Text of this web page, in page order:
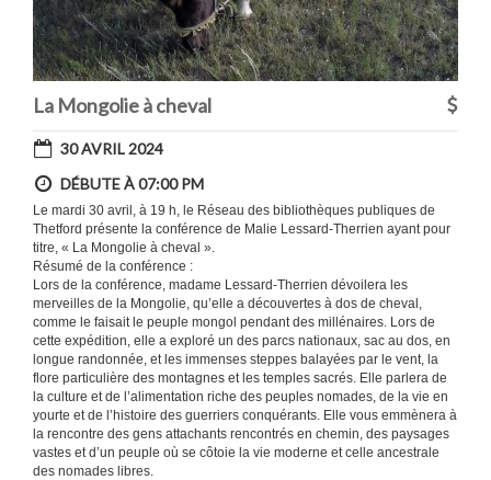
La Mongolie à cheval
30 AVRIL 2024
DÉBUTE À 07:00 PM
Le mardi 30 avril, à 19 h, le Réseau des bibliothèques publiques de
Thetford présente la conférence de Malie Lessard-Therrien ayant pour
titre, « La Mongolie à cheval ».
Résumé de la conférence :
Lors de la conférence, madame Lessard-Therrien dévoilera les
merveilles de la Mongolie, qu’elle a découvertes à dos de cheval,
comme le faisait le peuple mongol pendant des millénaires. Lors de
cette expédition, elle a exploré un des parcs nationaux, sac au dos, en
longue randonnée, et les immenses steppes balayées par le vent, la
flore particulière des montagnes et les temples sacrés. Elle parlera de
la culture et de l’alimentation riche des peuples nomades, de la vie en
yourte et de l’histoire des guerriers conquérants. Elle vous emmènera à
la rencontre des gens attachants rencontrés en chemin, des paysages
vastes et d’un peuple où se côtoie la vie moderne et celle ancestrale
des nomades libres.